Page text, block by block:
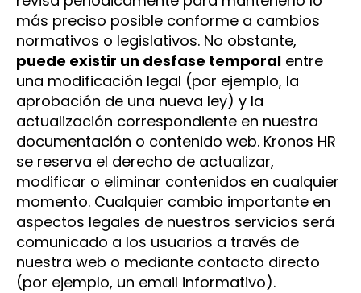
más preciso posible conforme a cambios
normativos o legislativos. No obstante,
puede existir un desfase temporal entre
una modificación legal (por ejemplo, la
aprobación de una nueva ley) y la
actualización correspondiente en nuestra
documentación o contenido web. Kronos HR
se reserva el derecho de actualizar,
modificar o eliminar contenidos en cualquier
momento. Cualquier cambio importante en
aspectos legales de nuestros servicios será
comunicado a los usuarios a través de
nuestra web o mediante contacto directo
(por ejemplo, un email informativo).